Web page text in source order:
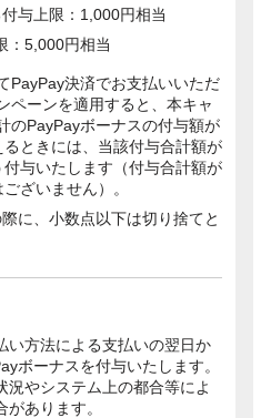
与上限：1,000円相当
：5,000円相当
PayPay決済でお支払いいただ
ペーンを適用すると、本キャ
のPayPayボーナスの付与額が
ときには、当該付与合計額が
与いたします（付与合計額が
ざいません）。
に、小数点以下は切り捨てと
い方法による支払いの翌日か
ボーナスを付与いたします。
況やシステム上の都合等によ
あります。